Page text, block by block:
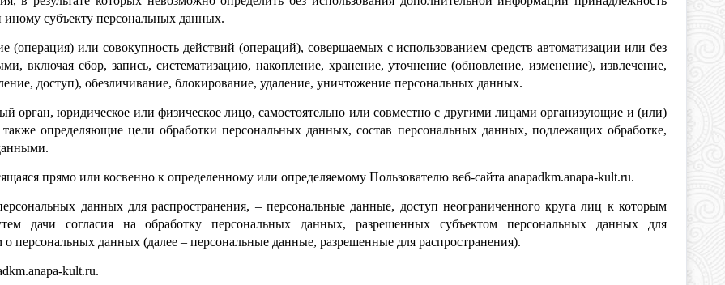
субъекту персональных данных.
или совокупность действий (операций), совершаемых с использованием средств автоматизации или без
включая сбор, запись, систематизацию, накопление, хранение, уточнение (обновление, изменение), извлечение,
доступ), обезличивание, блокирование, удаление, уничтожение персональных данных.
орган, юридическое или физическое лицо, самостоятельно или совместно с другими лицами организующие и (или)
определяющие цели обработки персональных данных, состав персональных данных, подлежащих обработке,
прямо или косвенно к определенному или определяемому Пользователю веб-сайта anapadkm.anapa-kult.ru.
данных для распространения, – персональные данные, доступ неограниченного круга лиц к которым
дачи согласия на обработку персональных данных, разрешенных субъектом персональных данных для
персональных данных (далее – персональные данные, разрешенные для распространения).
kult.ru.